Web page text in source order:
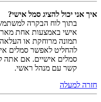
איך אני יכול להציג סמל אישי?
בתוך לוח הבקרה
תמונה מרוחקת או
להחליט לאפשר סמלים
סמלים אישיים. אם אתה
קשר עם מנהל ראשי.
חזרה למעלה